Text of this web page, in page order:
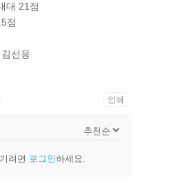
대 21점
점
선용
인쇄
려면 로그인하세요.